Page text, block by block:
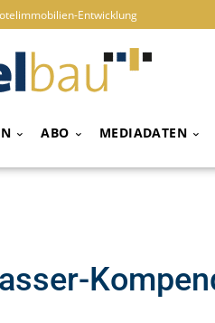
Entwicklung
ABO MEDIADATEN